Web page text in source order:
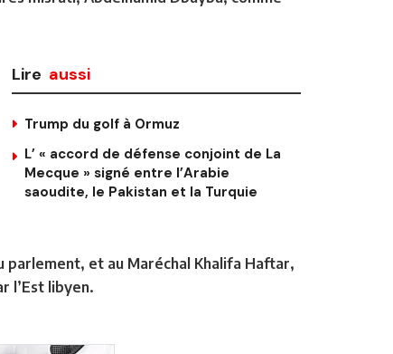
Lire aussi
Trump du golf à Ormuz
L’ « accord de défense conjoint de La
Mecque » signé entre l’Arabie
saoudite, le Pakistan et la Turquie
parlement, et au Maréchal Khalifa Haftar,
l’Est libyen.